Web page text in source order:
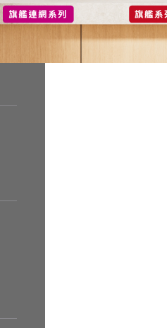
零水鍋
水波爐